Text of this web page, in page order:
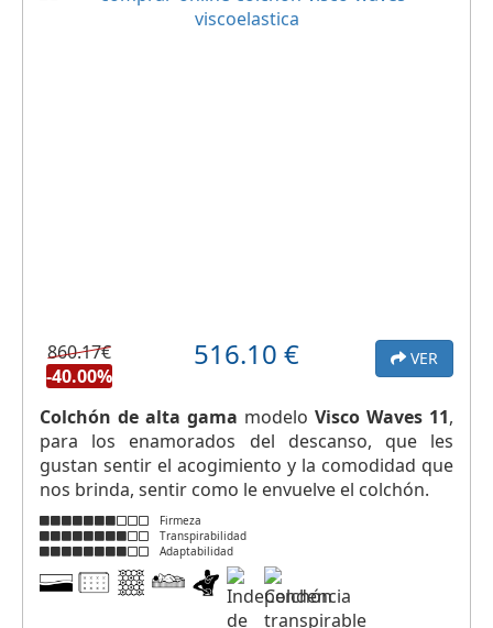
860.17€
-40.00%
516.10 € VER
Colchón de alta gama modelo Visco Waves 11,
para los enamorados del descanso, que les
gustan sentir el acogimiento y la comodidad que
nos brinda, sentir como le envuelve el colchón.
Firmeza
Transpirabilidad
Adaptabilidad